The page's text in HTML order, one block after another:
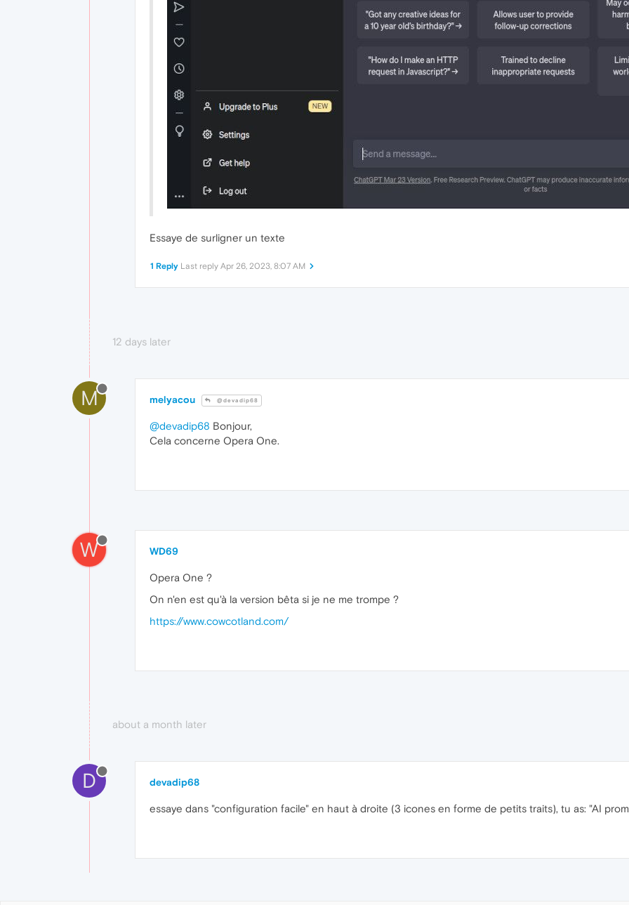
Essaye de surligner un texte
1 Reply Last reply Apr 26, 2023, 8:07 AM
12 days later
M melyacou @devadip68
@devadip68 Bonjour,
Cela concerne Opera One.
W WD69
Opera One ?
On n'en est qu'à la version bêta si je ne me trompe ?
https://www.cowcotland.com/
about a month later
D devadip68
essaye dans "configuration facile" en haut à droite (3 icones en forme de petits traits), tu as: "AI